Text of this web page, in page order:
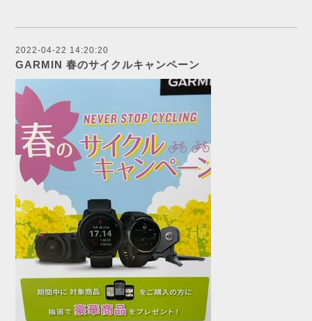
2022-04-22 14:20:20
GARMIN 春のサイクルキャンペーン